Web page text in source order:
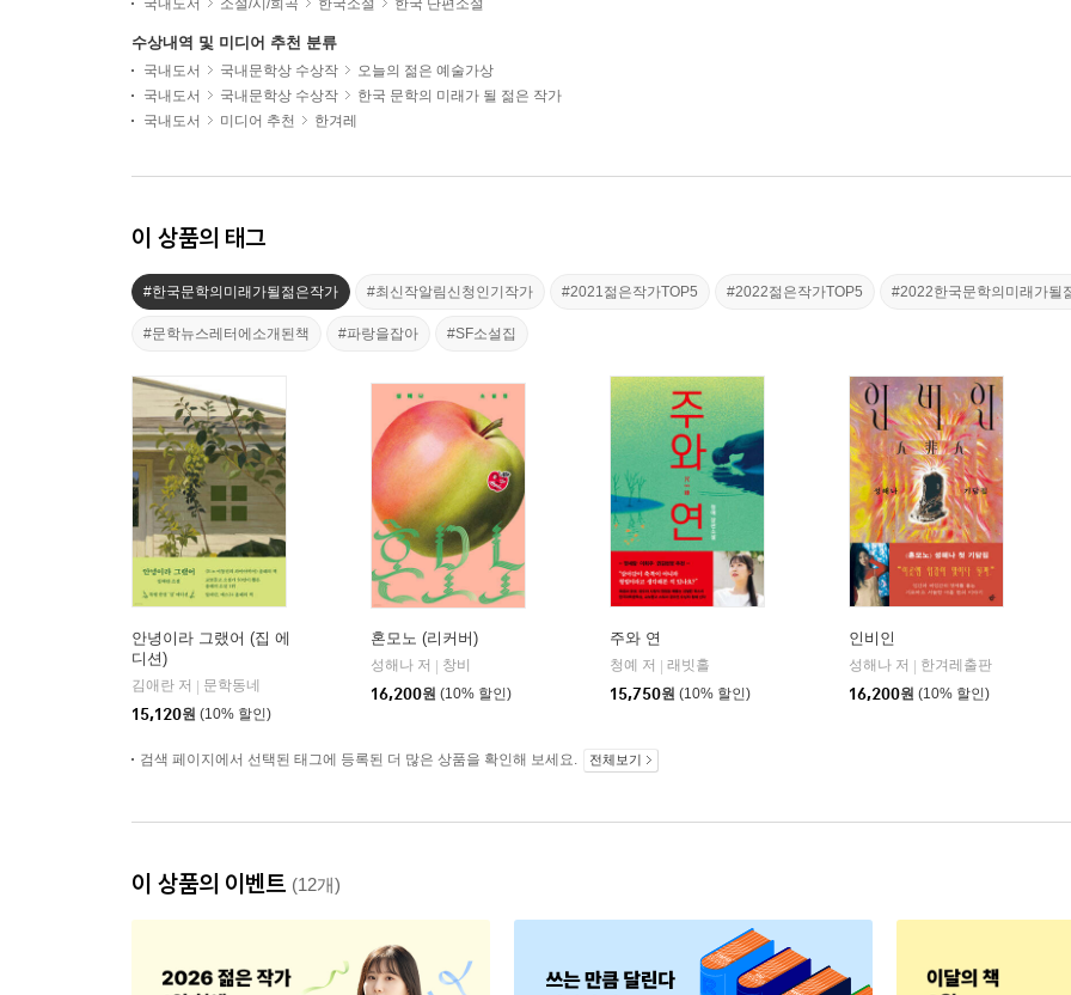
국내도서 소설/시/희곡 한국소설 한국 단편소설
수상내역 및 미디어 추천 분류
국내도서 국내문학상 수상작
오늘의 젊은 예술가상
국내도서
국내문학상 수상작
한국 문학의 미래가 될 젊은 작가
국내도서
미디어 추천 한겨레
이 상품의 태그
#한국문학의미래가될젊은작가 #최신작알림신청인기작가 #2021젊은작가TOP5 #2022젊은작가TOP5 #2022한국문학의미래가될
#문학뉴스레터에소개된책 #파랑을잡아 #SF소설집
안녕이라 그랬어 (집 에
디션)
김애란 저
문학동네
15,120원 (10% 할인)
혼모노 (리커버)
성해나 저
창비
16,200원 (10% 할인)
주와 연
청예 저
래빗홀
15,750원 (10% 할인)
인비인
성해나 저
한겨레출판
16,200원 (10% 할인)
검색 페이지에서 선택된 태그에 등록된 더 많은 상품을 확인해 보세요. 전체보기
이 상품의 이벤트 (12개)